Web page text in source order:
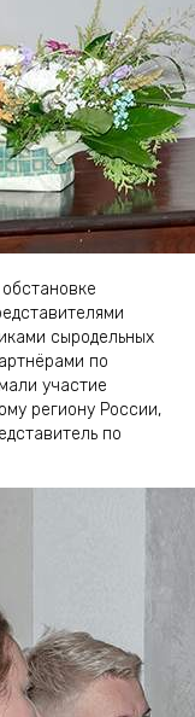
сыродельных
по
участие
региону России,
по